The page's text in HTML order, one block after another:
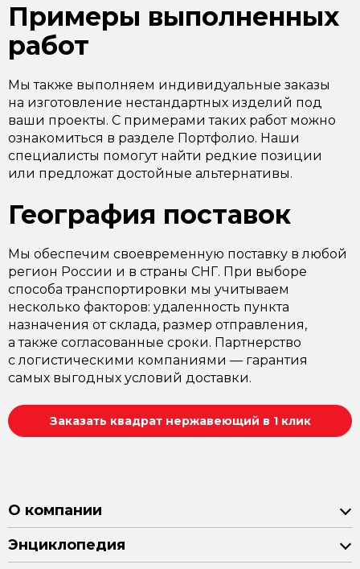
Примеры выполненных
работ
Мы также выполняем индивидуальные заказы
на изготовление нестандартных изделий под
ваши проекты. С примерами таких работ можно
ознакомиться в разделе Портфолио. Наши
специалисты помогут найти редкие позиции
или предложат достойные альтернативы.
География поставок
Мы обеспечим своевременную поставку в любой
регион России и в страны СНГ. При выборе
способа транспортировки мы учитываем
несколько факторов: удаленность пункта
назначения от склада, размер отправления,
а также согласованные сроки. Партнерство
с логистическими компаниями — гарантия
самых выгодных условий доставки.
Заказать квадрат нержавеющий в 1 клик
О компании
Энциклопедия